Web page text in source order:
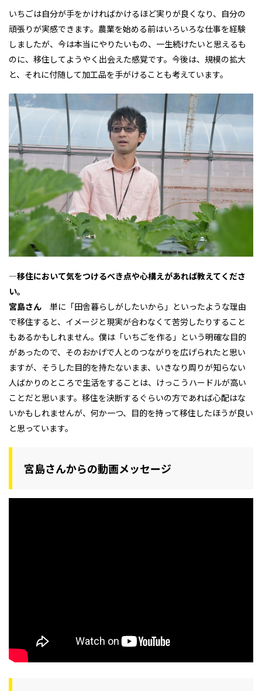
いちごは自分が手をかければかけるほど実りが良くなり、自分の
頑張りが実感できます。農業を始める前はいろいろな仕事を経験
しましたが、今は本当にやりたいもの、一生続けたいと思えるも
のに、移住してようやく出会えた感覚です。今後は、規模の拡大
と、それに付随して加工品を手がけることも考えています。
―移住において気をつけるべき点や心構えがあれば教えてくださ
い。
宮島さん 単に「田舎暮らしがしたいから」といったような理由
で移住すると、イメージと現実が合わなくて苦労したりすること
もあるかもしれません。僕は「いちごを作る」という明確な目的
があったので、そのおかげで人とのつながりを広げられたと思い
ますが、そうした目的を持たないまま、いきなり周りが知らない
人ばかりのところで生活をすることは、けっこうハードルが高い
ことだと思います。移住を決断するぐらいの方であれば心配はな
いかもしれませんが、何か一つ、目的を持って移住したほうが良い
と思っています。
宮島さんからの動画メッセージ